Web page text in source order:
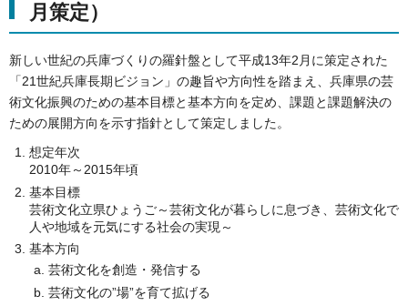
月策定）
新しい世紀の兵庫づくりの羅針盤として平成13年2月に策定された
「21世紀兵庫長期ビジョン」の趣旨や方向性を踏まえ、兵庫県の芸
術文化振興のための基本目標と基本方向を定め、課題と課題解決の
ための展開方向を示す指針として策定しました。
想定年次
2010年～2015年頃
基本目標
芸術文化立県ひょうご～芸術文化が暮らしに息づき、芸術文化で
人や地域を元気にする社会の実現～
基本方向
芸術文化を創造・発信する
芸術文化の”場”を育て拡げる